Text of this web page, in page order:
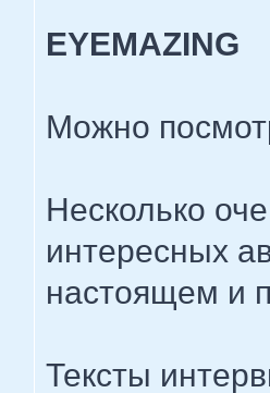
EYEMAZING
Можно
Несколько
интересных
настоящем и
Тексты